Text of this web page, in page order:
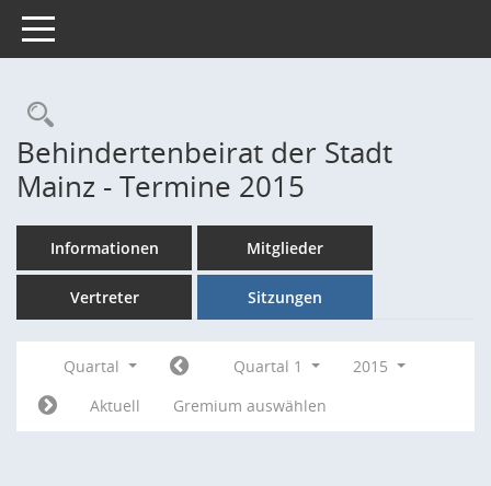
Toggle navigation
Rechercheauswahl
Behindertenbeirat der Stadt
Mainz - Termine 2015
Informationen Mitglieder
Vertreter Sitzungen
Quartal Quartal 1
2015
Aktuell
Gremium auswählen